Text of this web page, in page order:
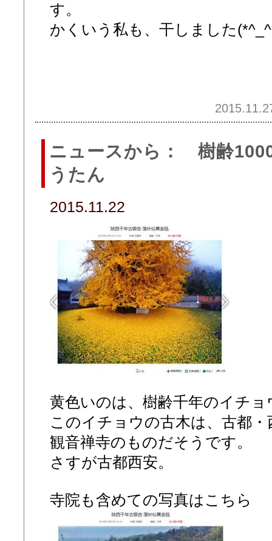
す。
かくいう私も、干しました
ニュースから： 樹齢
うたん
2015.11.22
黄色いのは、樹齢千年のイチ
このイチョウの古木は、古都
観音禅寺のものだそうです。
さすが古都西安。
寺院も含めての写真はこちら